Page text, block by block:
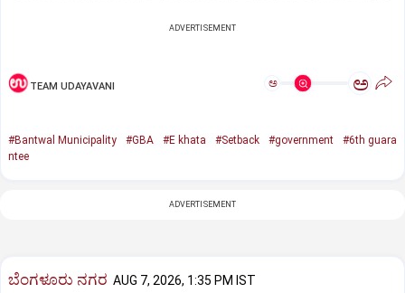
ADVERTISEMENT
TEAM UDAYAVANI ಅ ಅ
#Bantwal Municipality #GBA #E khata #Setback #government
#6th guara
ntee
ADVERTISEMENT
ಬೆಂಗಳೂರು ನಗರ AUG 7, 2026, 1:35 PM IST